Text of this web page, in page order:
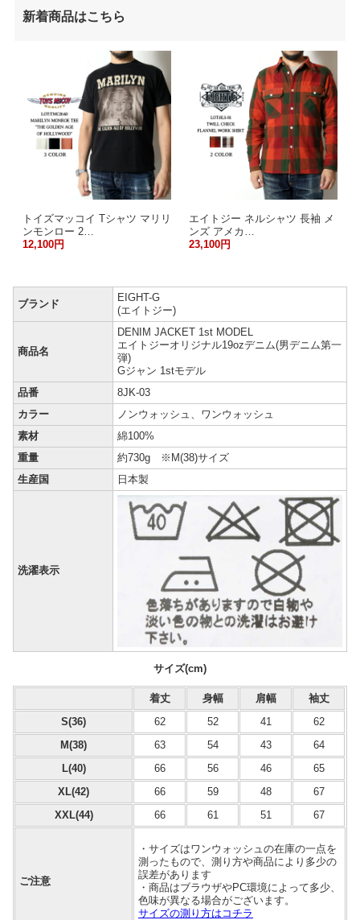
新着商品はこちら
トイズマッコイ Tシャツ マリリ
ンモンロー 2…
12,100円
エイトジー ネルシャツ 長袖 メ
ンズ アメカ…
23,100円
ブランド
EIGHT-G
(エイトジー)
商品名
DENIM JACKET 1st MODEL
エイトジーオリジナル19ozデニム(男デニム第一
弾)
Gジャン 1stモデル
品番
8JK-03
カラー
ノンウォッシュ、ワンウォッシュ
素材
綿100%
重量
約730g ※M(38)サイズ
生産国
日本製
洗濯表示
サイズ(cm)
着丈 身幅 肩幅
袖丈
S(36)
62 52 41
62
M(38)
63 54 43
64
L(40)
66 56 46
65
XL(42)
66 59 48
67
XXL(44)
66 61 51 67
ご注意
・サイズはワンウォッシュの在庫の一点を
測ったもので、測り方や商品により多少の
誤差があります
・商品はブラウザやPC環境によって多少、
色味が異なる場合がございます。
サイズの測り方はコチラ